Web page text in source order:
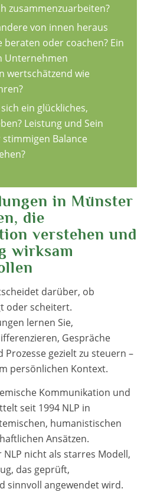
zusammenzuarbeiten?
von innen heraus
beraten oder coachen? Ein
Unternehmen
wertschätzend wie
ein glückliches,
Leistung und Sein
Balance
in Münster
die
verstehen und
wirksam
darüber, ob
oder scheitert.
lernen Sie,
Gespräche
gezielt zu steuern –
persönlichen Kontext.
Kommunikation und
seit 1994 NLP in
humanistischen
Ansätzen.
nicht als starres Modell,
das geprüft,
sinnvoll angewendet wird.